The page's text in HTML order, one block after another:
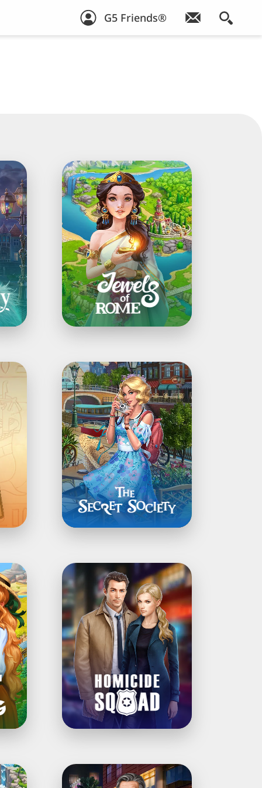
G5 Friends®
Jewels
of
Rome®:
Drei
Gewinnt
The
Secret
Society®:
Wimmelbild
Homicide
Squad®・
Wimmelbildspiel
Crime
Mysteries®: